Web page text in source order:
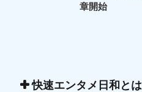
章開始
快速エンタメ日和とは